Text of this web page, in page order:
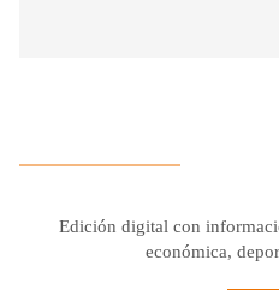
Edición digital con
económica,